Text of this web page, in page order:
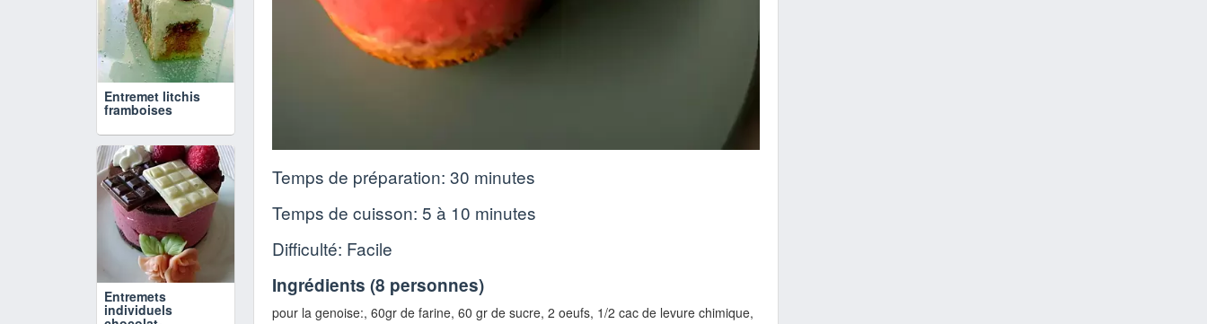
Temps de préparation: 30 minutes
Temps de cuisson: 5 à 10 minutes
Difficulté: Facile
Ingrédients (8 personnes)
pour la genoise:, 60gr de farine, 60 gr de sucre, 2 oeufs, 1/2 cac de levure chimique,
Entremet litchis
framboises
Entremets
individuels